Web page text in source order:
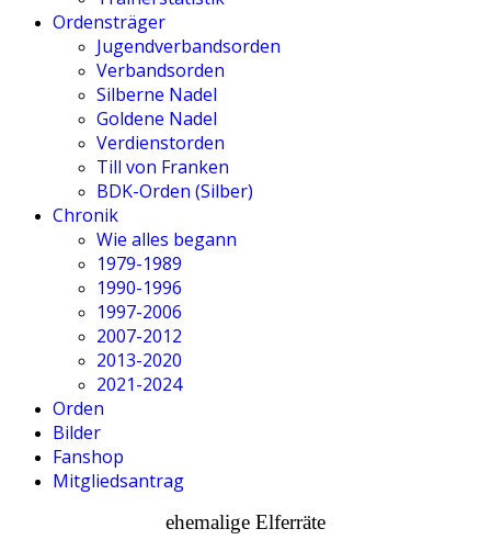
Ordensträger
Jugendverbandsorden
Verbandsorden
Silberne Nadel
Goldene Nadel
Verdienstorden
Till von Franken
BDK-Orden (Silber)
Chronik
Wie alles begann
1979-1989
1990-1996
1997-2006
2007-2012
2013-2020
2021-2024
Orden
Bilder
Fanshop
Mitgliedsantrag
ehemalige Elferräte